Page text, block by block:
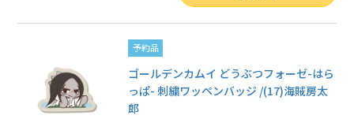
予約品
ゴールデンカムイ どうぶつフォーゼ-はら
っぱ- 刺繍ワッペンバッジ /(17)海賊房太
郎